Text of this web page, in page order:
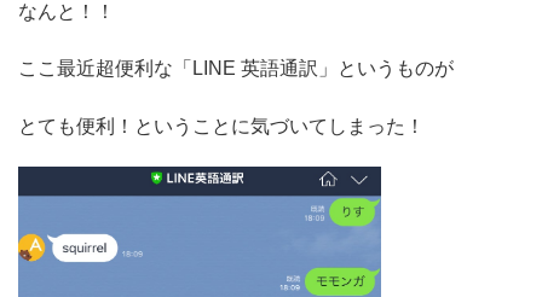
なんと！！
ここ最近超便利な「LINE 英語通訳」というものが
とても便利！ということに気づいてしまった！